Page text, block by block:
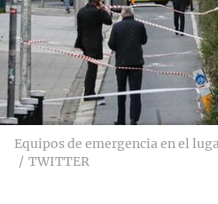
Equipos de emergencia en el
TWITTER